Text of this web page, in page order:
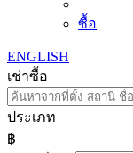
ซื้อ
ENGLISH
เช่าซื้อ
ประเภท
฿